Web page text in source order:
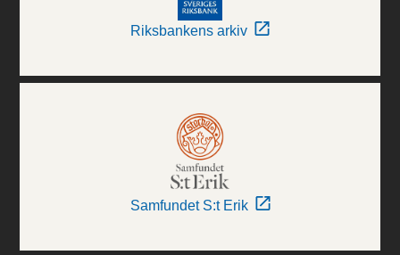
Riksbankens arkiv
Samfundet S:t Erik